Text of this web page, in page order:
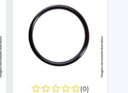
(0)